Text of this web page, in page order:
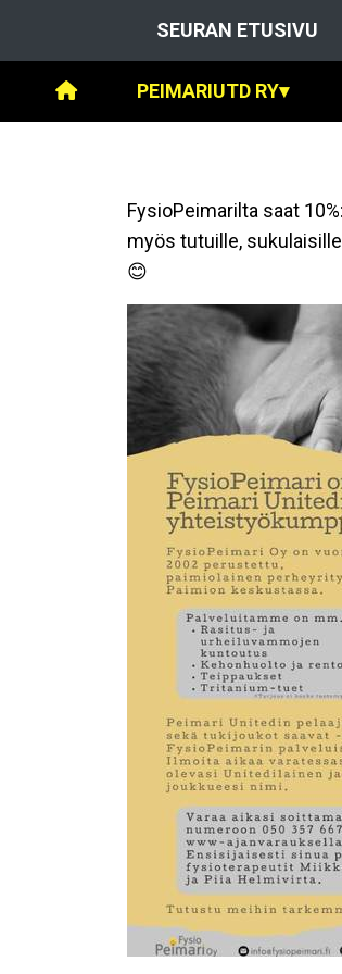
SEURAN ETUSIVU
PEIMARIUTD RY▾
FysioPeimarilta saat
myös tutuille,
😊